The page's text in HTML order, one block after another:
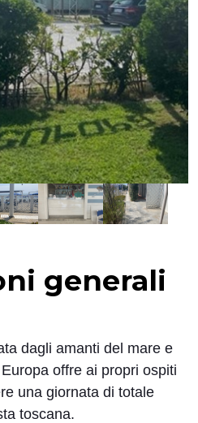
generali
dagli amanti del mare e
offre ai propri ospiti
una giornata di totale
toscana.